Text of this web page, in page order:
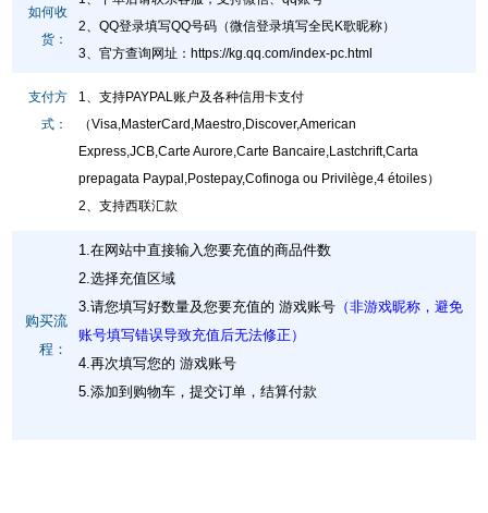
如何收
货：
2、QQ登录填写QQ号码（微信登录填写全民K歌昵称）
3、官方查询网址 ： https://kg.qq.com/index-pc.html
支付方
式：
1、支持PAYPAL账户及各种信用卡支付
（Visa,MasterCard,Maestro,Discover,American
Express,JCB,Carte Aurore,Carte Bancaire,Lastchrift,Carta
prepagata Paypal,Postepay,Cofinoga ou Privilège,4 étoiles）
2、支持西联汇款
购买流
程：
1.在网站中直接输入您要充值的商品件数
2.选择充值区域
3.请您填写好数量及您要充值的 游戏账号 （非游戏昵称，避免
账号填写错误导致充值后无法修正）
4.再次填写您的 游戏账号
5.添加到购物车，提交订单，结算付款